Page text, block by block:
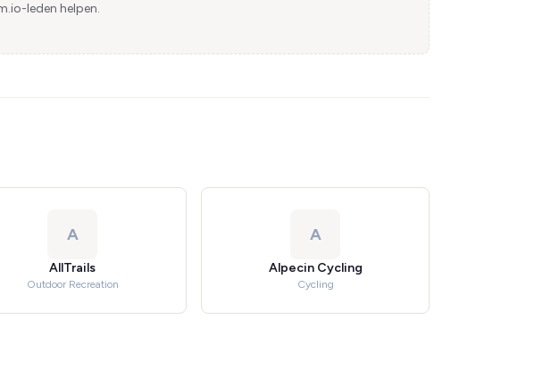
leden helpen.
A
AllTrails
Outdoor Recreation
A
Alpecin Cycling
Cycling